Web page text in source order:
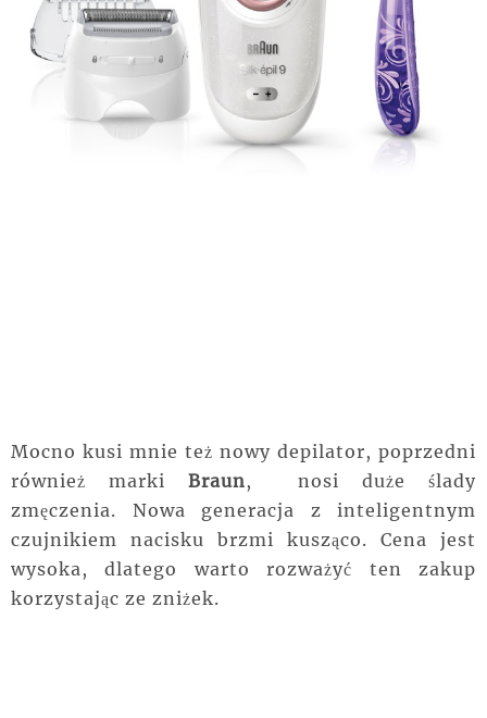
Mocno kusi mnie też nowy depilator, poprzedni
również marki Braun, nosi duże ślady
zmęczenia. Nowa generacja z inteligentnym
czujnikiem nacisku brzmi kusząco. Cena jest
wysoka, dlatego warto rozważyć ten zakup
korzystając ze zniżek.